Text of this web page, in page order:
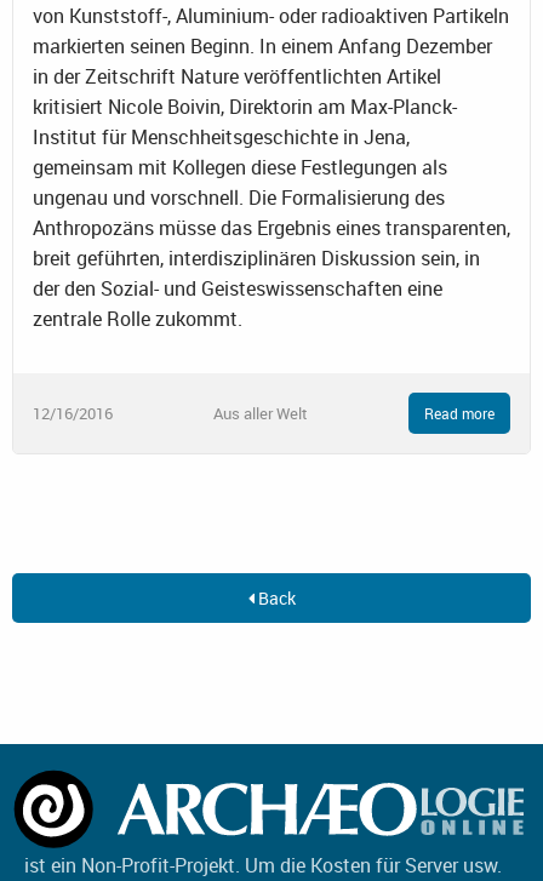
von Kunststoff-, Aluminium- oder radioaktiven Partikeln
markierten seinen Beginn. In einem Anfang Dezember
in der Zeitschrift Nature veröffentlichten Artikel
kritisiert Nicole Boivin, Direktorin am Max-Planck-
Institut für Menschheitsgeschichte in Jena,
gemeinsam mit Kollegen diese Festlegungen als
ungenau und vorschnell. Die Formalisierung des
Anthropozäns müsse das Ergebnis eines transparenten,
breit geführten, interdisziplinären Diskussion sein, in
der den Sozial- und Geisteswissenschaften eine
zentrale Rolle zukommt.
12/16/2016 Aus aller Welt Read more
Back
ist ein Non-Profit-Projekt. Um die Kosten für Server usw.